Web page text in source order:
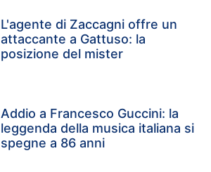
L'agente di Zaccagni offre un
attaccante a Gattuso: la
posizione del mister
Addio a Francesco Guccini: la
leggenda della musica italiana si
spegne a 86 anni